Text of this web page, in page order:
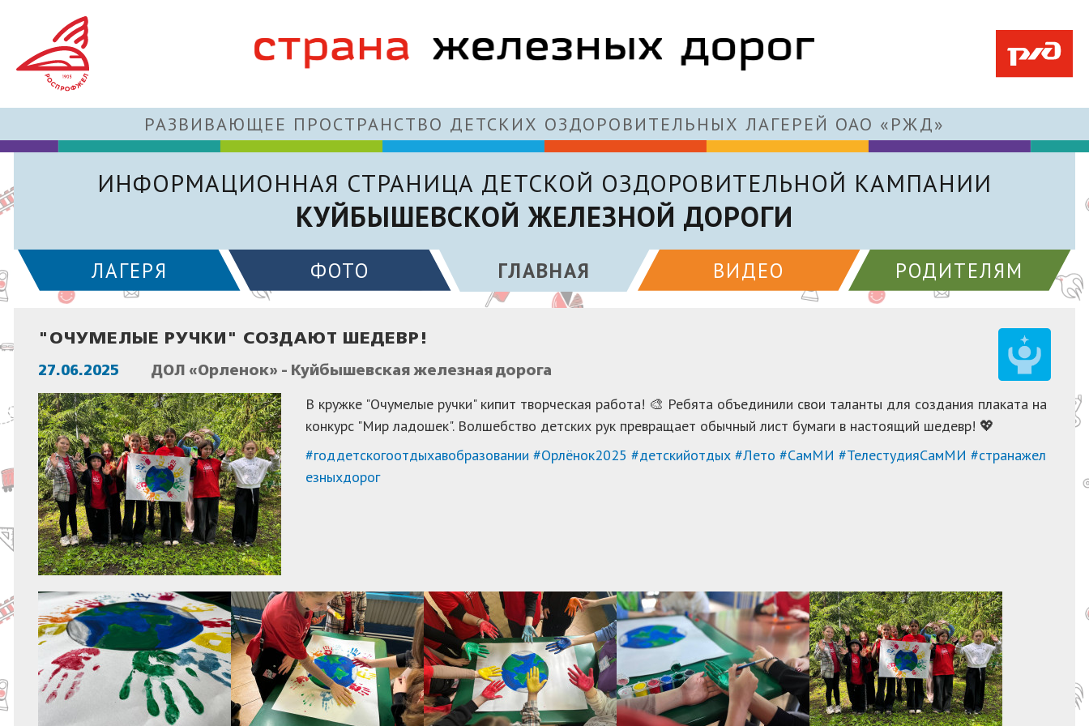
РАЗВИВАЮЩЕЕ ПРОСТРАНСТВО ДЕТСКИХ ОЗДОРОВИТЕЛЬНЫХ ЛАГЕРЕЙ ОАО «РЖД»
ИНФОРМАЦИОННАЯ СТРАНИЦА ДЕТСКОЙ ОЗДОРОВИТЕЛЬНОЙ КАМПАНИИ
КУЙБЫШЕВСКОЙ ЖЕЛЕЗНОЙ ДОРОГИ
ЛАГЕРЯ ФОТО ГЛАВНАЯ ВИДЕО РОДИТЕЛЯМ
"ОЧУМЕЛЫЕ РУЧКИ" СОЗДАЮТ ШЕДЕВР!
27.06.2025 ДОЛ «Орленок» - Куйбышевская железная дорога
В кружке "Очумелые ручки" кипит творческая работа! 🎨 Ребята объединили свои таланты для создания плаката на
конкурс "Мир ладошек". Волшебство детских рук превращает обычный лист бумаги в настоящий шедевр! 💖
#годдетскогоотдыхавобразовании #Орлёнок2025 #детскийотдых #Лето #СамМИ #ТелестудияСамМИ #странажел
езныхдорог